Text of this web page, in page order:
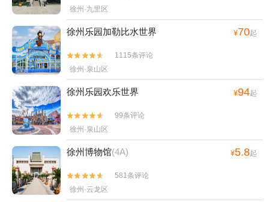
徐州·九里区
徐州乐园加勒比水世界 ¥70起


1115条评论
徐州·泉山区
徐州乐园欢乐世界 ¥94起


99条评论
徐州·泉山区
徐州博物馆(4A) ¥5.8起


581条评论
徐州·云龙区